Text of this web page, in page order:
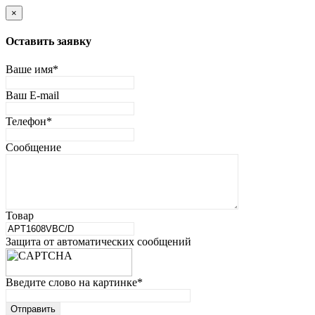
×
Оставить заявку
Ваше имя*
Ваш E-mail
Телефон*
Сообщение
Товар
Защита от автоматических сообщений
Введите слово на картинке*